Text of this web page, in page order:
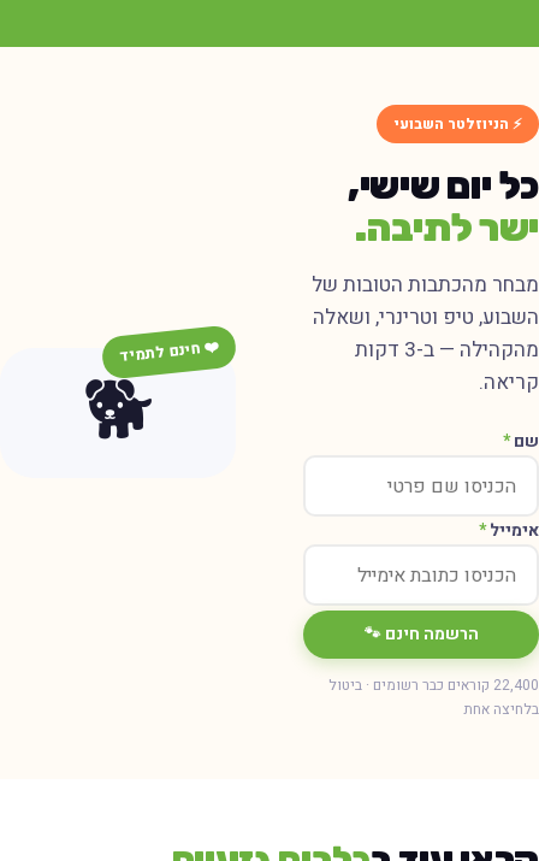
⚡ הניוזלטר השבועי
כל יום שישי,
ישר לתיבה.
מבחר מהכתבות הטובות של
השבוע, טיפ וטרינרי, ושאלה
מהקהילה — ב-3 דקות
קריאה.
שם*
אימייל*
הרשמה חינם 🐾
22,400 קוראים כבר רשומים · ביטול
בלחיצה אחת
🐕
❤️ חינם לתמיד